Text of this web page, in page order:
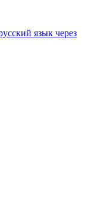
язык через